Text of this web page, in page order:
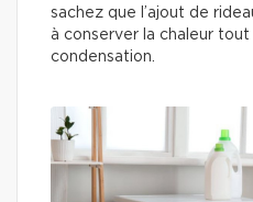
sachez que l’ajout de
à conserver la chaleur
condensation.